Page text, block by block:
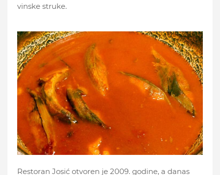
vinske struke.
Restoran Josić otvoren je 2009. godine, a danas